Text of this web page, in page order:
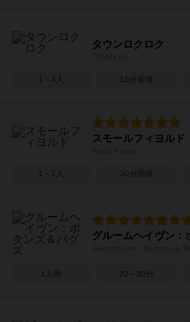
タウンロクロク
1～4人 15分前後
スモールフィヨルド
1～2人 30分前後
グルームヘイヴン：
1人用 20～30分